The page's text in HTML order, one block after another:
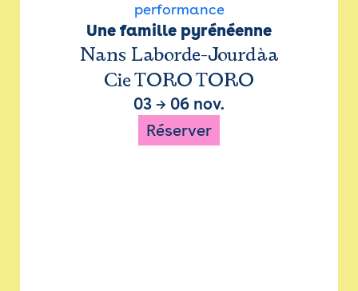
performance
Une famille pyrénéenne
Nans Laborde-Jourdàa
Cie TORO TORO
03 → 06 nov.
Réserver